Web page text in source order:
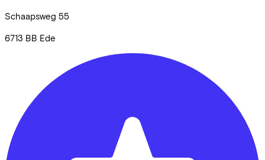
Schaapsweg 55
6713 BB Ede